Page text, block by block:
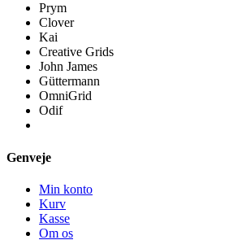
Prym
Clover
Kai
Creative Grids
John James
Güttermann
OmniGrid
Odif
Genveje
Min konto
Kurv
Kasse
Om os